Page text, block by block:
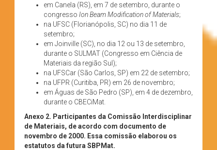
em Canela (RS), em 7 de setembro, durante o
congresso Ion Beam Modification of Materials;
na UFSC (Florianópolis, SC) no dia 11 de
setembro;
em Joinville (SC), no dia 12 ou 13 de setembro,
durante o SULMAT (Congresso em Ciência de
Materiais da região Sul);
na UFSCar (São Carlos, SP) em 22 de setembro;
na UFPR (Curitiba, PR) em 26 de novembro;
em Águas de São Pedro (SP), em 4 de dezembro,
durante o CBECiMat.
Anexo 2. Participantes da Comissão Interdisciplinar
de Materiais, de acordo com documento de
novembro de 2000. Essa comissão elaborou os
estatutos da futura SBPMat.